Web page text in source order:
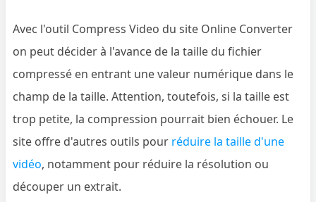
Avec l'outil Compress Video du site Online Converter
on peut décider à l'avance de la taille du fichier
compressé en entrant une valeur numérique dans le
champ de la taille. Attention, toutefois, si la taille est
trop petite, la compression pourrait bien échouer. Le
site offre d'autres outils pour réduire la taille d'une
vidéo, notamment pour réduire la résolution ou
découper un extrait.